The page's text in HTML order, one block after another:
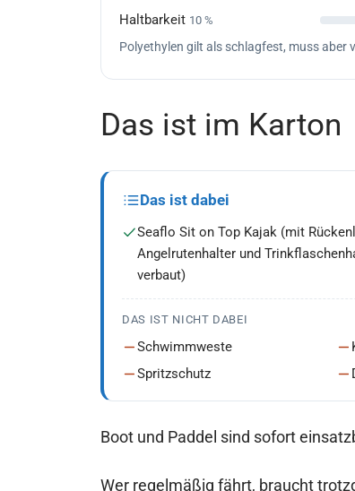
Haltbarkeit 10 %
Polyethylen gilt als schlagfest, muss
Das ist im Karton
Das ist dabei
Seaflo Sit on Top Kajak (mit
Angelrutenhalter und
verbaut)
DAS IST NICHT DABEI
Schwimmweste
Spritzschutz
Boot und Paddel sind sofort
Wer regelmäßig fährt, braucht